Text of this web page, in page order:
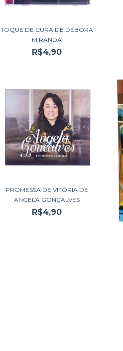
TOQUE DE CURA DE DÉBORA
MIRANDA
R$4,90
PROMESSA DE VITÓRIA DE
ANGELA GONÇALVES
R$4,90